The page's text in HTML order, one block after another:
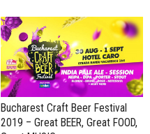
Bucharest Craft Beer Festival
2019 – Great BEER, Great FOOD,